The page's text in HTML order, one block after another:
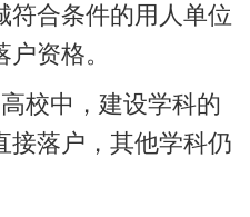
符合条件的用人单位
资格。
中，建设学科的
接落户，其他学科仍